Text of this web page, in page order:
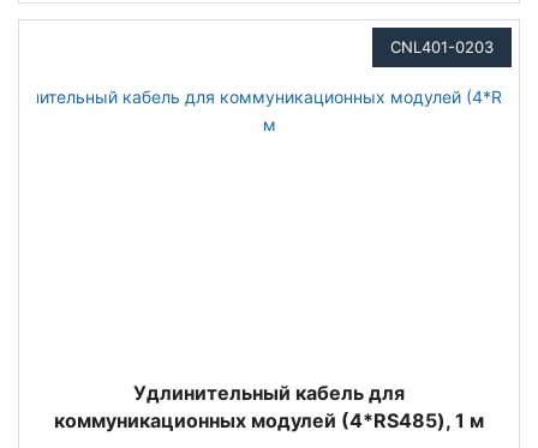
CNL401-0203
Удлинительный кабель для
коммуникационных модулей (4*RS485), 1 м